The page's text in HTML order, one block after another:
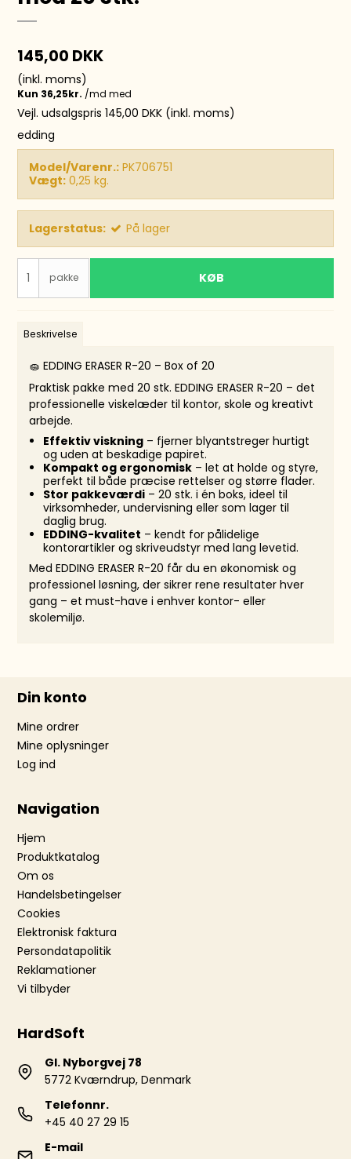
145,00 DKK
(inkl. moms)
Vejl. udsalgspris 145,00 DKK (inkl. moms)
edding
Model/Varenr.: PK706751
Vægt: 0,25 kg.
Lagerstatus: På lager
pakke KØB
Beskrivelse
🧽 EDDING ERASER R-20 – Box of 20
Praktisk pakke med 20 stk. EDDING ERASER R-20 – det
professionelle viskelæder til kontor, skole og kreativt
arbejde.
Effektiv viskning– fjerner blyantstreger hurtigt
og uden at beskadige papiret.
Kompakt og ergonomisk– let at holde og styre,
perfekt til både præcise rettelser og større flader.
Stor pakkeværdi– 20 stk. i én boks, ideel til
virksomheder, undervisning eller som lager til
daglig brug.
EDDING-kvalitet – kendt for pålidelige
kontorartikler og skriveudstyr med lang levetid.
Med EDDING ERASER R-20 får du en økonomisk og
professionel løsning, der sikrer rene resultater hver
gang – et must-have i enhver kontor- eller
skolemiljø.
Din konto
Mine ordrer
Mine oplysninger
Log ind
Navigation
Hjem
Produktkatalog
Om os
Handelsbetingelser
Cookies
Elektronisk faktura
Persondatapolitik
Reklamationer
Vi tilbyder
HardSoft
Gl. Nyborgvej 78
5772 Kværndrup, Denmark
Telefonnr.
+45 40 27 29 15
E-mail